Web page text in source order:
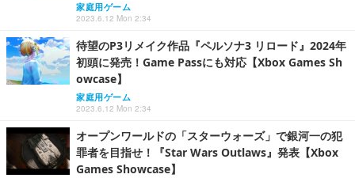
家庭用ゲーム
2023.6.12 Mon 2:34
待望のP3リメイク作品『ペルソナ3 リロード』2024年
初頭に発売！Game Passにも対応【Xbox Games Sh
owcase】
家庭用ゲーム
2023.6.12 Mon 2:34
オープンワールドの「スターウォーズ」で銀河一の犯
罪者を目指せ！『Star Wars Outlaws』発表【Xbox
Games Showcase】